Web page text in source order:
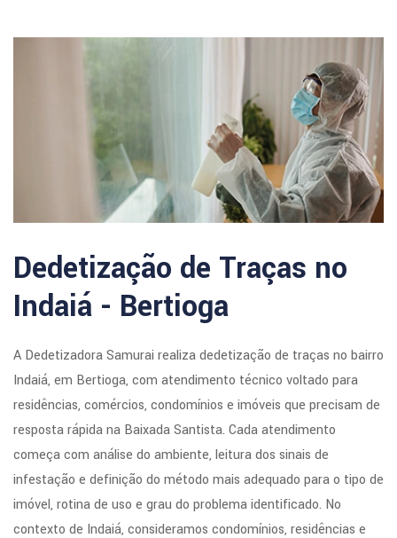
Dedetização de Traças no
Indaiá - Bertioga
A Dedetizadora Samurai realiza dedetização de traças no bairro
Indaiá, em Bertioga, com atendimento técnico voltado para
residências, comércios, condomínios e imóveis que precisam de
resposta rápida na Baixada Santista. Cada atendimento
começa com análise do ambiente, leitura dos sinais de
infestação e definição do método mais adequado para o tipo de
imóvel, rotina de uso e grau do problema identificado. No
contexto de Indaiá, consideramos condomínios, residências e